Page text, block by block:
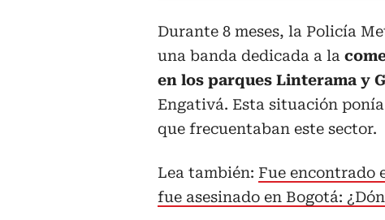
Durante 8 meses, la Policía
una banda dedicada a la
en los parques Linterama y
Engativá. Esta situación
que frecuentaban este sector.
Lea también: Fue encontrado
fue asesinado en Bogotá: